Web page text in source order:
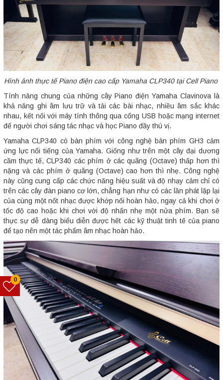
Hình ảnh thực tế Piano điện cao cấp Yamaha CLP340 tại Cell Piano
Tính năng chung của những cây Piano điện Yamaha Clavinova là
khả năng ghi âm lưu trữ và tải các bài nhạc, nhiều âm sắc khác
nhau, kết nối với máy tính thông qua cổng USB hoặc mạng internet
để người chơi sáng tác nhạc và học Piano đầy thú vị.
Yamaha CLP340 có bàn phím với công nghệ bàn phím GH3 cảm
ứng lực nổi tiếng của Yamaha. Giống như trên một cây đại dương
cầm thực tế, CLP340 các phím ở các quãng (Octave) thấp hơn thì
nặng và các phím ở quãng (Octave) cao hơn thì nhẹ. Công nghệ
này cũng cung cấp các chức năng hiệu suất và độ nhạy cảm chỉ có
trên các cây đàn piano cơ lớn, chẳng hạn như có các lần phát lặp lại
của cùng một nốt nhạc được khớp nối hoàn hảo, ngay cả khi chơi ở
tốc độ cao hoặc khi chơi với độ nhấn nhẹ một nửa phím. Bạn sẽ
thực sự dễ dàng biểu diễn được hết các kỹ thuật tinh tế của piano
để tạo nên một tác phẩm âm nhạc hoàn hảo.
0